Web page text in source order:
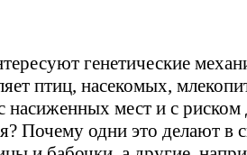
генетические
птиц, насекомых,
насиженных мест и с риском
Почему одни это делают в